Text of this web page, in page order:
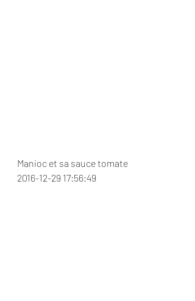
Manioc et sa sauce tomate
2016-12-29 17:56:49